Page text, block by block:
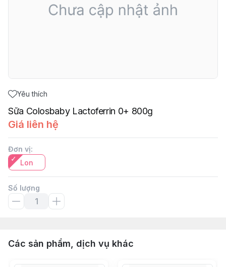
Yêu thích
Sữa Colosbaby Lactoferrin 0+ 800g
Giá liên hệ
Đơn vị:
Lon
Số lượng
Các sản phẩm, dịch vụ khác